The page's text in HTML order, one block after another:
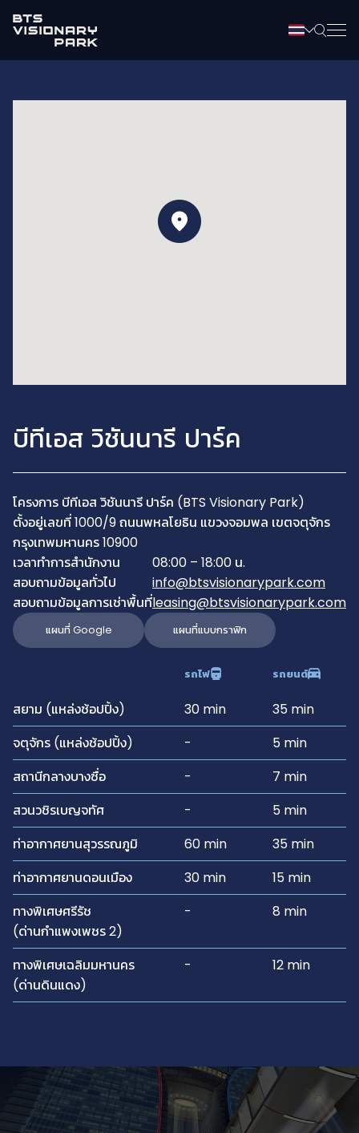
บีทีเอส วิชันนารี ปาร์ค
โครงการ บีทีเอส วิชันนารี ปาร์ค (BTS Visionary Park)
ตั้งอยู่เลขที่ 1000/9 ถนนพหลโยธิน แขวงจอมพล เขตจตุจักร
กรุงเทพมหานคร 10900
เวลาทำการสำนักงาน
08:00 – 18:00 น.
สอบถามข้อมูลทั่วไป
info@btsvisionarypark.com
สอบถามข้อมูลการเช่าพื้นที่leasing@btsvisionarypark.com
แผนที่ Google แผนที่แบบกราฟิก
รถไฟ รถยนต์
สยาม (แหล่งช้อปปิ้ง) 30 min
35 min
จตุจักร (แหล่งช้อปปิ้ง)
-
5 min
สถานีกลางบางซื่อ
-
7 min
สวนวชิรเบญจทัศ
-
5 min
ท่าอากาศยานสุวรรณภูมิ
60 min
35 min
ท่าอากาศยานดอนเมือง
30 min
15 min
ทางพิเศษศรีรัช
(ด่านกําแพงเพชร 2)
- 8 min
ทางพิเศษเฉลิมมหานคร
(ด่านดินแดง)
- 12 min